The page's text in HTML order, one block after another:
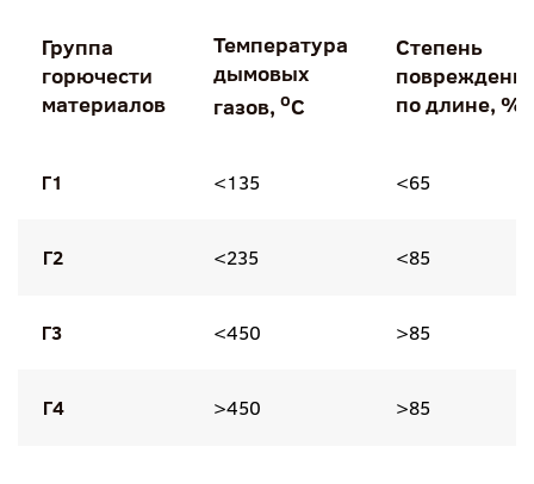
Группа
горючести
материалов
Температура
дымовых
газов, оС
Степень
по длине, %
Г1 <135 <65
Г2 <235 <85
Г3 <450 >85
Г4 >450 >85